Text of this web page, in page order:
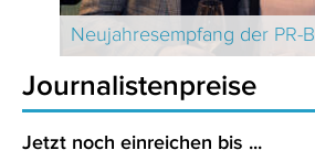
Journalistenpreise
Jetzt noch einreichen bis ...